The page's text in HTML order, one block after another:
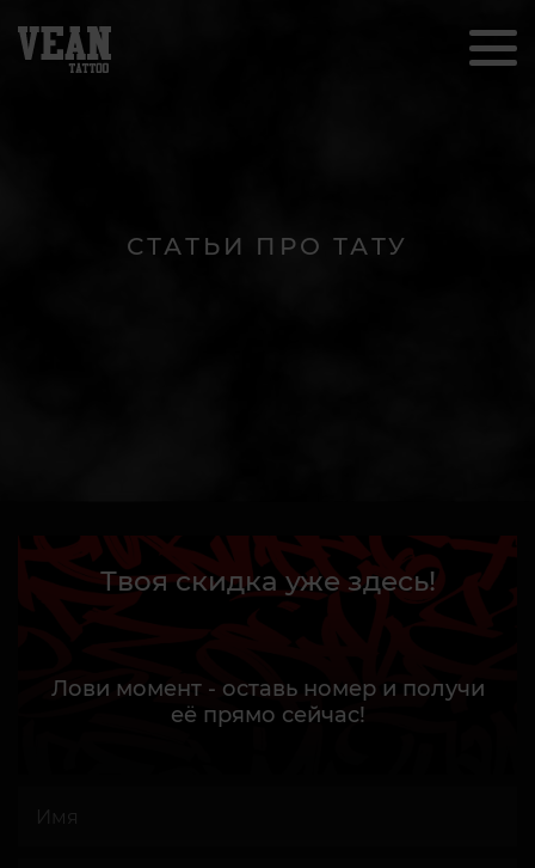
СТАТЬИ ПРО ТАТУ
Твоя скидка уже здесь!
Лови момент - оставь номер и получи
её прямо сейчас!